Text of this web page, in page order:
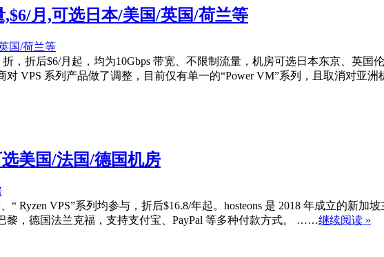
月,可选日本/美国/英国/荷兰等
，折后$6/月起，均为10Gbps 带宽、不限制流量，机房可选日本东京、英国
VPS 系列产品做了调整，目前仅有单一的“Power VM”系列，且取消对亚
选美国/法国/德国机房
“ Ryzen VPS”系列均参与，折后$16.8/年起。hosteons 是 2018 年成立的新加
，德国法兰克福，支持支付宝、PayPal 等多种付款方式。 ……继续阅读 »